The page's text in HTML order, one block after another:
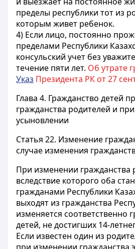
пределы республики тот из
которым живет ребенок.
4) Если лицо, постоянно
пределами Республики
консульский учет без
течение пяти лет. Об утрате
Указ Президента РК от 27
Глава 4. Гражданство детей
гражданства родителей и при
усыновлении
Статья 22. Изменение
случае изменения
При изменении гражданства
вследствие которого оба
гражданами Республики
выходят из гражданства
изменяется соответственно
детей, не достигших 14-
Если известен один из